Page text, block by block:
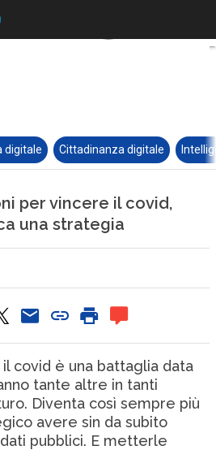
digitale Cittadinanza digitale
per vincere il covid,
una strategia
covid è una battaglia data
tante altre in tanti
Diventa così sempre più
avere sin da subito
pubblici. E metterle